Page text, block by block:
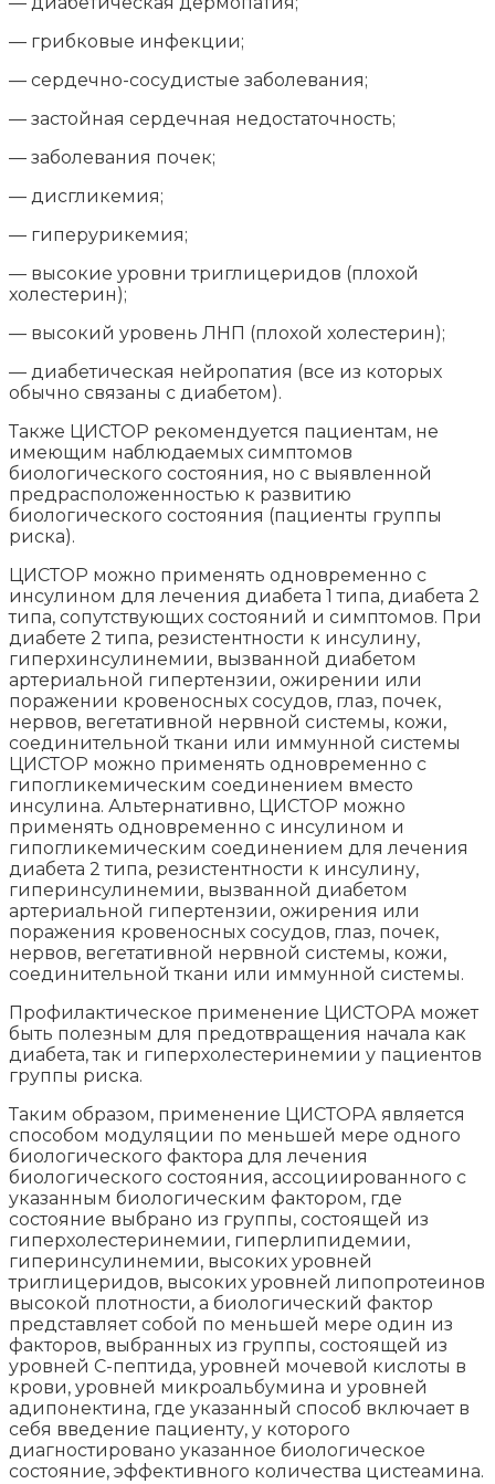
— грибковые инфекции;
— сердечно-сосудистые заболевания;
— застойная сердечная недостаточность;
— заболевания почек;
— дисгликемия;
— гиперурикемия;
— высокие уровни триглицеридов (плохой
холестерин);
— высокий уровень ЛНП (плохой холестерин);
— диабетическая нейропатия (все из которых
обычно связаны с диабетом).
Также ЦИСТОР рекомендуется пациентам, не
имеющим наблюдаемых симптомов
биологического состояния, но с выявленной
предрасположенностью к развитию
биологического состояния (пациенты группы
риска).
ЦИСТОР можно применять одновременно с
инсулином для лечения диабета 1 типа, диабета 2
типа, сопутствующих состояний и симптомов. При
диабете 2 типа, резистентности к инсулину,
гиперхинсулинемии, вызванной диабетом
артериальной гипертензии, ожирении или
поражении кровеносных сосудов, глаз, почек,
нервов, вегетативной нервной системы, кожи,
соединительной ткани или иммунной системы
ЦИСТОР можно применять одновременно с
гипогликемическим соединением вместо
инсулина. Альтернативно, ЦИСТОР можно
применять одновременно с инсулином и
гипогликемическим соединением для лечения
диабета 2 типа, резистентности к инсулину,
гиперинсулинемии, вызванной диабетом
артериальной гипертензии, ожирения или
поражения кровеносных сосудов, глаз, почек,
нервов, вегетативной нервной системы, кожи,
соединительной ткани или иммунной системы.
Профилактическое применение ЦИСТОРА может
быть полезным для предотвращения начала как
диабета, так и гиперхолестеринемии у пациентов
группы риска.
Таким образом, применение ЦИСТОРА является
способом модуляции по меньшей мере одного
биологического фактора для лечения
биологического состояния, ассоциированного с
указанным биологическим фактором, где
состояние выбрано из группы, состоящей из
гиперхолестеринемии, гиперлипидемии,
гиперинсулинемии, высоких уровней
триглицеридов, высоких уровней липопротеинов
высокой плотности, а биологический фактор
представляет собой по меньшей мере один из
факторов, выбранных из группы, состоящей из
уровней С-пептида, уровней мочевой кислоты в
крови, уровней микроальбумина и уровней
адипонектина, где указанный способ включает в
себя введение пациенту, у которого
диагностировано указанное биологическое
состояние, эффективного количества цистеамина.